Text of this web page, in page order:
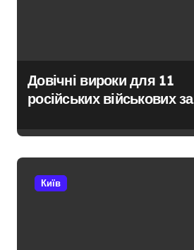
Довічні вироки для 11
російських військових за
Київщині
Київ